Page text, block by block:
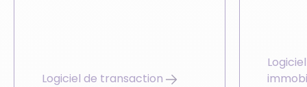
Logiciel de transaction